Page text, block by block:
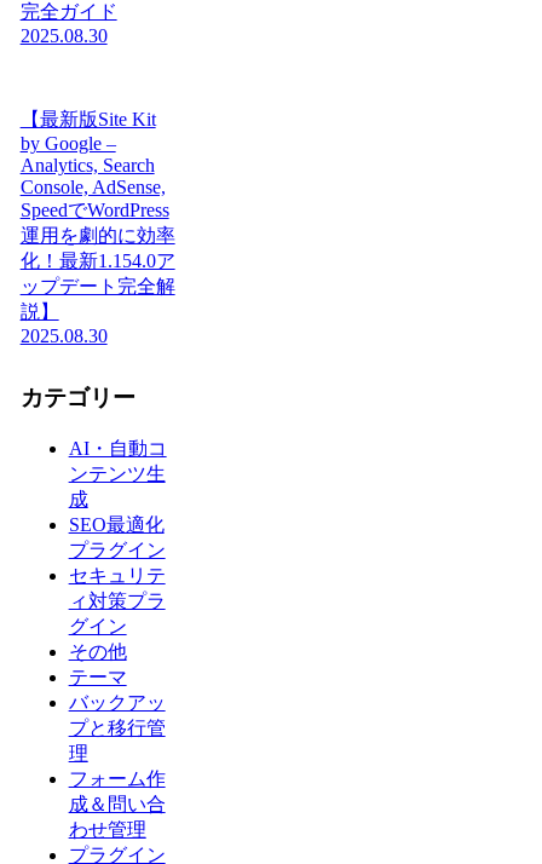
完全ガイド
2025.08.30
【最新版Site Kit
by Google –
Analytics, Search
Console, AdSense,
SpeedでWordPress
運用を劇的に効率
化！最新1.154.0ア
ップデート完全解
説】
2025.08.30
カテゴリー
AI・自動コ
ンテンツ生
成
SEO最適化
プラグイン
セキュリテ
ィ対策プラ
グイン
その他
テーマ
バックアッ
プと移行管
理
フォーム作
成＆問い合
わせ管理
プラグイン